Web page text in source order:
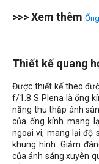
>>> Xem thêm
Thiết kế quang
Được thiết kế theo
f/1.8 S Plena là ống
năng thu thập ánh
của ống kính mang
ngoại vi, mang lại độ
khung hình. Giảm
của ánh sáng xuyên